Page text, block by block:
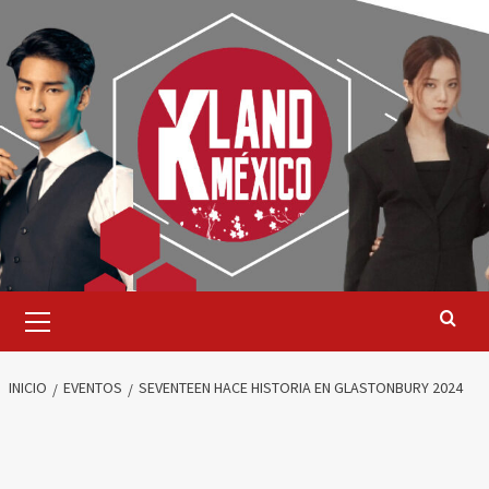
contenido
primario
INICIO EVENTOS SEVENTEEN HACE HISTORIA EN GLASTONBURY 2024